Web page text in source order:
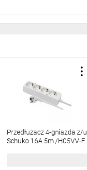
Przedłużacz 4-gniazda z/u
Schuko 16A 5m /H05VV-F